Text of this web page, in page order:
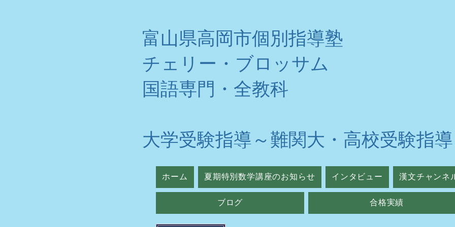
富山県高岡市個別指導塾
チェリー・ブロッサム
​国語専門・全教科
大学受験指導～難関大・高校受験指導
ホーム 夏期特別数学講座のお知らせ インタビュー 漢文チャンネ
ブログ 合格実績